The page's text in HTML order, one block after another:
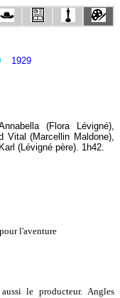
1929
(Flora Lévigné),
Vital (Marcellin Maldone),
(Lévigné père). 1h42.
l'aventure
le producteur. Angles